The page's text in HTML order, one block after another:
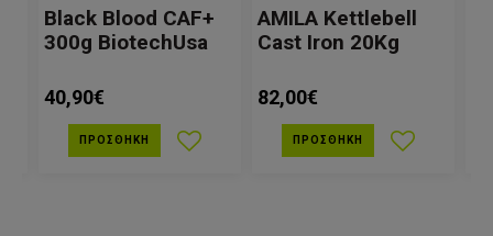
Black Blood CAF+
300g BiotechUsa
40,90€
ΠΡΟΣΘΉΚΗ
AMILA Kettlebell
Cast Iron 20Kg
82,00€
ΠΡΟΣΘΉΚΗ